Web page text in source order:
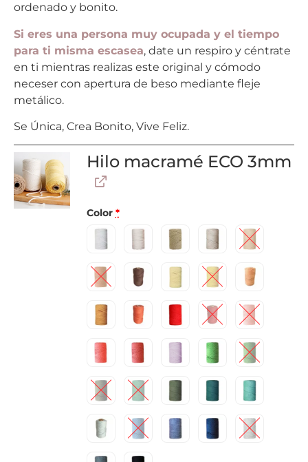
ordenado y bonito.
Si eres una persona muy ocupada y el tiempo
para ti misma escasea, date un respiro y céntrate
en ti mientras realizas este original y cómodo
neceser con apertura de beso mediante fleje
metálico.
Se Única, Crea Bonito, Vive Feliz.
Hilo macramé ECO 3mm
Color *